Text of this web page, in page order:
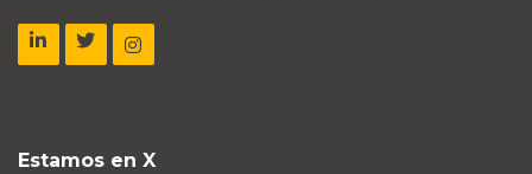
Estamos en X